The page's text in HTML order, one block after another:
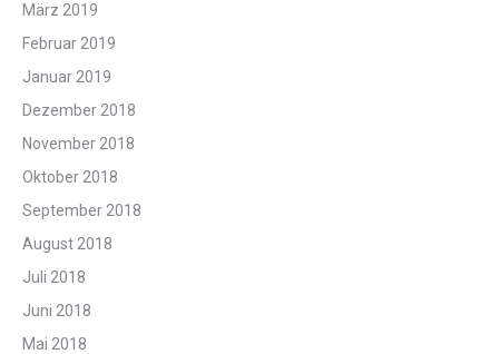
März 2019
Februar 2019
Januar 2019
Dezember 2018
November 2018
Oktober 2018
September 2018
August 2018
Juli 2018
Juni 2018
Mai 2018